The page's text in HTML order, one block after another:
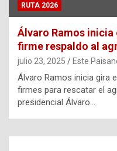
RUTA 2026
Álvaro Ramos inicia
firme respaldo al
julio 23, 2025 Este
Álvaro Ramos inicia gira
firmes para rescatar el
presidencial Álvaro…